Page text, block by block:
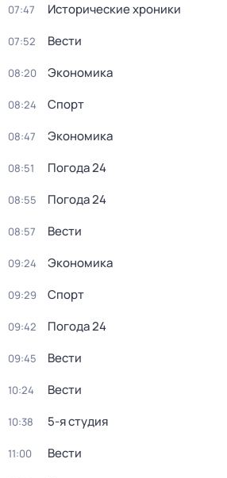
07:47 Исторические хроники
07:52 Вести
08:20 Экономика
08:24 Спорт
08:47 Экономика
08:51 Погода 24
08:55 Погода 24
08:57 Вести
09:24 Экономика
09:29 Спорт
09:42 Погода 24
09:45 Вести
10:24 Вести
10:38 5-я студия
11:00 Вести